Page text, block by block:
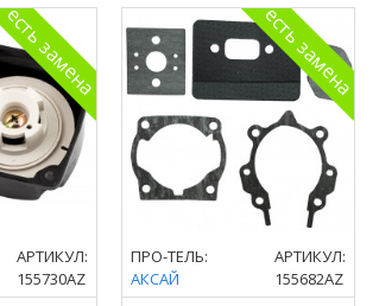
есть замена
АРТИКУЛ:
155730AZ
есть замена
ПРО-ТЕЛЬ:
АКСАЙ
АРТИКУЛ:
155682AZ